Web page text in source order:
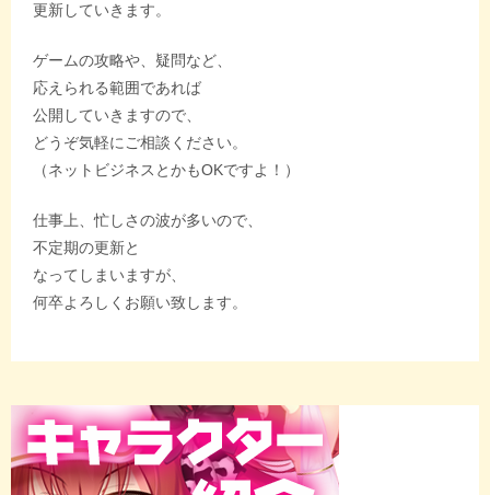
更新していきます。
ゲームの攻略や、疑問など、
応えられる範囲であれば
公開していきますので、
どうぞ気軽にご相談ください。
（ネットビジネスとかもOKですよ！）
仕事上、忙しさの波が多いので、
不定期の更新と
なってしまいますが、
何卒よろしくお願い致します。